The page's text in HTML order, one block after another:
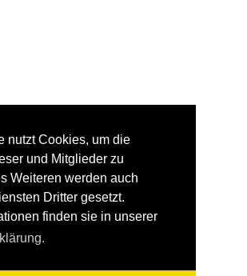
nutzt Cookies, um die
und Mitglieder zu
Weiteren werden auch
Dritter gesetzt.
finden sie in unserer